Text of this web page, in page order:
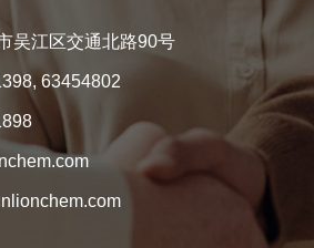
吴江区交通北路90号
63454802